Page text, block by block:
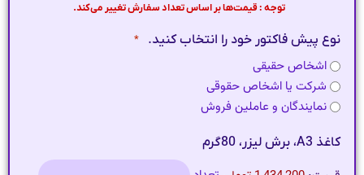
توجه : قیمت‌ها بر اساس تعداد سفارش تغییر می‌کند.
نوع پیش فاکتور خود را انتخاب کنید. *
اشخاص حقیقی
شرکت یا اشخاص حقوقی
نمایندگان و عاملین فروش
کاغذ A3، برش لیزر، 80گرم